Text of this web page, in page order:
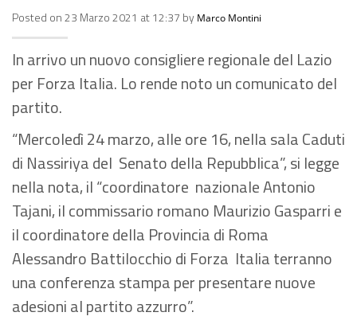
Posted on 23 Marzo 2021 at 12:37 by Marco Montini
In arrivo un nuovo consigliere regionale del Lazio
per Forza Italia. Lo rende noto un comunicato del
partito.
“Mercoledì 24 marzo, alle ore 16, nella sala Caduti
di Nassiriya del Senato della Repubblica”, si legge
nella nota, il “coordinatore nazionale Antonio
Tajani, il commissario romano Maurizio Gasparri e
il coordinatore della Provincia di Roma
Alessandro Battilocchio di Forza Italia terranno
una conferenza stampa per presentare nuove
adesioni al partito azzurro”.